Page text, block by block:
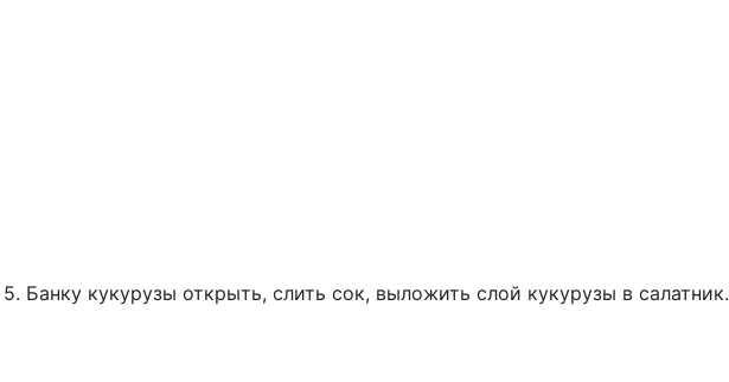
5. Банку кукурузы открыть, слить сок, выложить слой кукурузы в салатник.